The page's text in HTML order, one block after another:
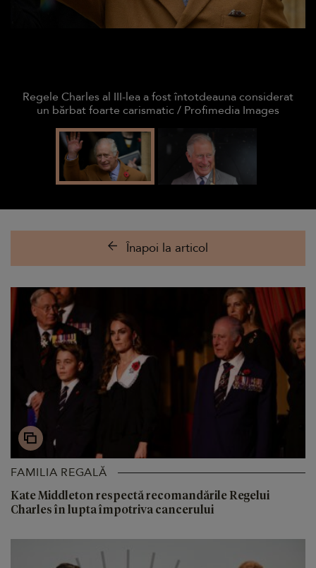
Regele Charles al III-lea a fost întotdeauna considerat
un bărbat foarte carismatic / Profimedia Images
Înapoi la articol
FAMILIA REGALĂ
Kate Middleton respectă recomandările Regelui
Charles în lupta împotriva cancerului